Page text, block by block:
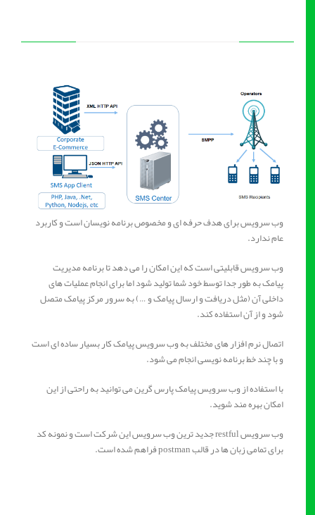
وب سرویس برای هدف حرفه‌ ای و مخصوص برنامه نویسان است و کاربرد
عام ندارد.
وب سرویس قابلیتی است که این امکان را می دهد تا برنامه مدیریت
پیامک به طور جدا توسط خود شما تولید شود اما برای انجام عملیات های
داخلی آن (مثل دریافت و ارسال پیامک و …) به سرور مرکز پیامک متصل
شود و از آن استفاده کند.
اتصال نرم افزار های مختلف به وب سرویس پیامک کار بسیار ساده ای است
و با چند خط برنامه نویسی انجام می شود.
با استفاده از وب سرویس پیامک پارس گرین می توانید به راحتی از این
امکان بهره مند شوید.
وب سرویس restful جدید ترین وب سرویس این شرکت است و نمونه کد
برای تمامی زبان ها در قالب postman فراهم شده است.